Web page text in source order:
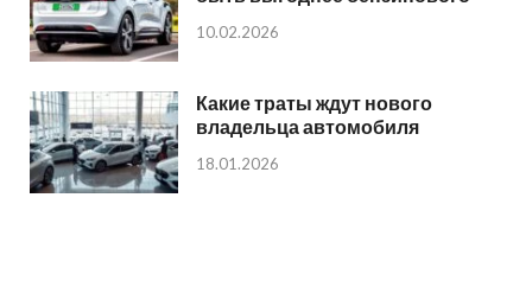
10.02.2026
Какие траты ждут нового
владельца автомобиля
18.01.2026